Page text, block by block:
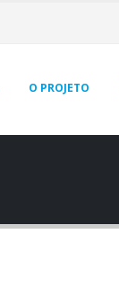
O PROJETO